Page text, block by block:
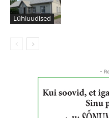
Lühiuudised
-